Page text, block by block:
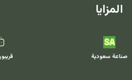
المزايا
صناعة سعودية